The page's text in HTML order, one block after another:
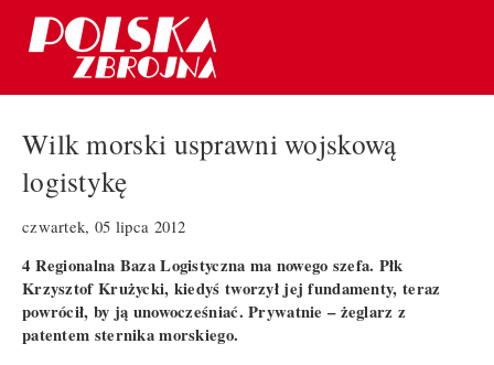
Wilk morski usprawni wojskową
logistykę
czwartek, 05 lipca 2012
4 Regionalna Baza Logistyczna ma nowego szefa. Płk
Krzysztof Krużycki, kiedyś tworzył jej fundamenty, teraz
powrócił, by ją unowocześniać. Prywatnie – żeglarz z
patentem sternika morskiego.